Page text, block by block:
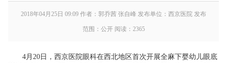
2018年04月25日 09:09 作者：郭乔茜 张自峰 发布单位：西京医院 发布
范围：公开 阅读： 2365
4月20日，西京医院眼科在西北地区首次开展全麻下婴幼儿眼底